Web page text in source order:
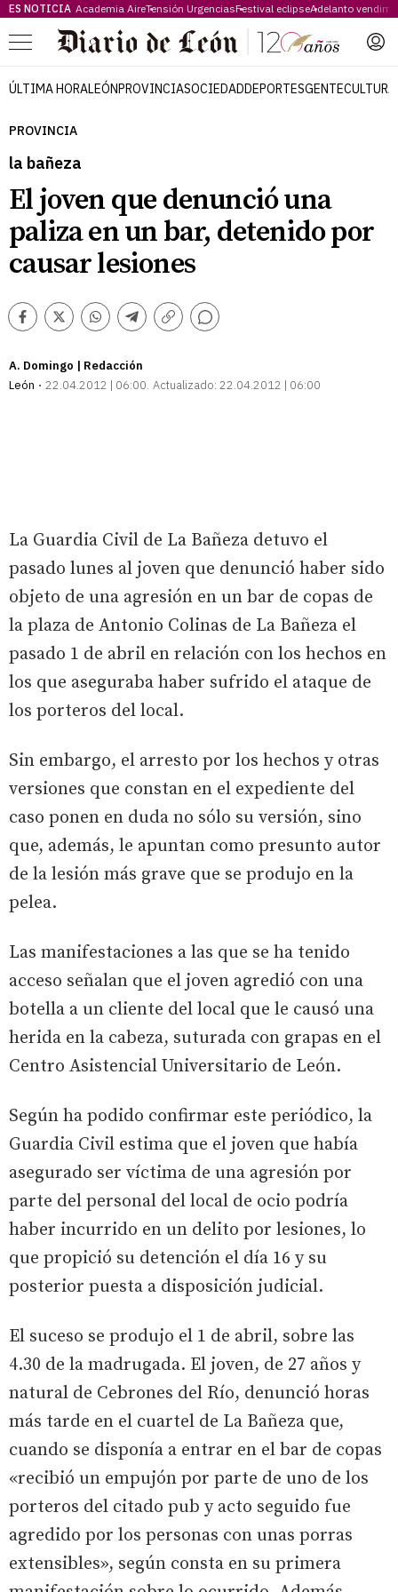
ES NOTICIA Academia AireTensión UrgenciasFestival eclipseAdelanto
Menú
ÚLTIMA HORALEÓNPROVINCIASOCIEDADDEPORTESGENTECULTURA
PROVINCIA
la bañeza
El joven que denunció una
paliza en un bar, detenido por
causar lesiones
Facebook
TwitterWhatsappTelegram
Copiar
Comentarios
A. Domingo | Redacción
León
22.04.2012 | 06:00 Actualizado: 22.04.2012 | 06:00
La Guardia Civil de La Bañeza detuvo el
pasado lunes al joven que denunció haber sido
objeto de una agresión en un bar de copas de
la plaza de Antonio Colinas de La Bañeza el
pasado 1 de abril en relación con los hechos en
los que aseguraba haber sufrido el ataque de
los porteros del local.
Sin embargo, el arresto por los hechos y otras
versiones que constan en el expediente del
caso ponen en duda no sólo su versión, sino
que, además, le apuntan como presunto autor
de la lesión más grave que se produjo en la
pelea.
Las manifestaciones a las que se ha tenido
acceso señalan que el joven agredió con una
botella a un cliente del local que le causó una
herida en la cabeza, suturada con grapas en el
Centro Asistencial Universitario de León.
Según ha podido confirmar este periódico, la
Guardia Civil estima que el joven que había
asegurado ser víctima de una agresión por
parte del personal del local de ocio podría
haber incurrido en un delito por lesiones, lo
que propició su detención el día 16 y su
posterior puesta a disposición judicial.
El suceso se produjo el 1 de abril, sobre las
4.30 de la madrugada. El joven, de 27 años y
natural de Cebrones del Río, denunció horas
más tarde en el cuartel de La Bañeza que,
cuando se disponía a entrar en el bar de copas
«recibió un empujón por parte de uno de los
porteros del citado pub y acto seguido fue
agredido por los personas con unas porras
extensibles», según consta en su primera